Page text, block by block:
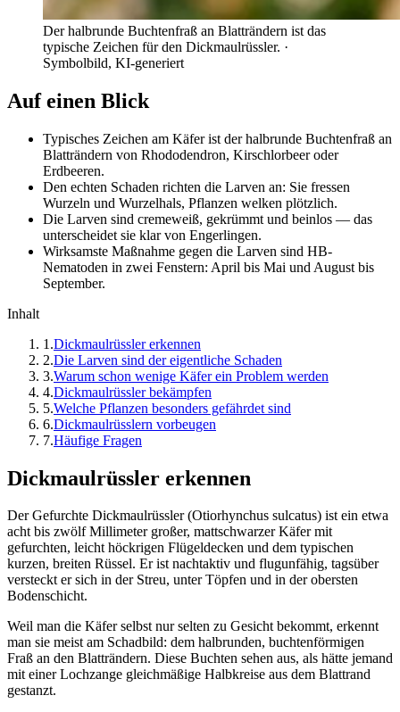
Der halbrunde Buchtenfraß an Blatträndern ist das
typische Zeichen für den Dickmaulrüssler. ·
Symbolbild, KI-generiert
Auf einen Blick
Typisches Zeichen am Käfer ist der halbrunde Buchtenfraß an
Blatträndern von Rhododendron, Kirschlorbeer oder
Erdbeeren.
Den echten Schaden richten die Larven an: Sie fressen
Wurzeln und Wurzelhals, Pflanzen welken plötzlich.
Die Larven sind cremeweiß, gekrümmt und beinlos — das
unterscheidet sie klar von Engerlingen.
Wirksamste Maßnahme gegen die Larven sind HB-
Nematoden in zwei Fenstern: April bis Mai und August bis
September.
Inhalt
1 .Dickmaulrüssler erkennen
2.Die Larven sind der eigentliche Schaden
3.Warum schon wenige Käfer ein Problem werden
4.Dickmaulrüssler bekämpfen
5.Welche Pflanzen besonders gefährdet sind
6.Dickmaulrüsslern vorbeugen
7.Häufige Fragen
Dickmaulrüssler erkennen
Der Gefurchte Dickmaulrüssler (Otiorhynchus sulcatus) ist ein etwa
acht bis zwölf Millimeter großer, mattschwarzer Käfer mit
gefurchten, leicht höckrigen Flügeldecken und dem typischen
kurzen, breiten Rüssel. Er ist nachtaktiv und flugunfähig, tagsüber
versteckt er sich in der Streu, unter Töpfen und in der obersten
Bodenschicht.
Weil man die Käfer selbst nur selten zu Gesicht bekommt, erkennt
man sie meist am Schadbild: dem halbrunden, buchtenförmigen
Fraß an den Blatträndern. Diese Buchten sehen aus, als hätte jemand
mit einer Lochzange gleichmäßige Halbkreise aus dem Blattrand
gestanzt.